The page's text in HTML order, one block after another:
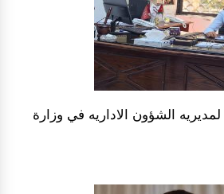
الشؤون الاداريه في وزارة